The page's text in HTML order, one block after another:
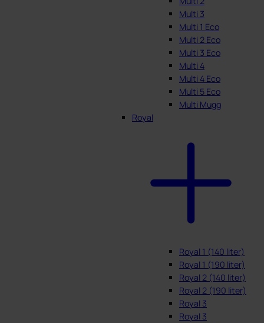
Multi 3
Multi 1 Eco
Multi 2 Eco
Multi 3 Eco
Multi 4
Multi 4 Eco
Multi 5 Eco
Multi Mugg
Royal
Royal 1 (140 liter)
Royal 1 (190 liter)
Royal 2 (140 liter)
Royal 2 (190 liter)
Royal 3
Royal 3